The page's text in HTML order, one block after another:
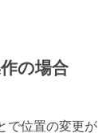
の場合
で位置の変更が